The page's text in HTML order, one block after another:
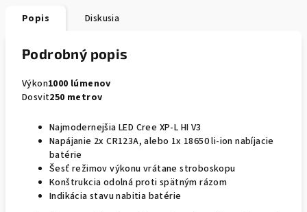
Popis Diskusia
Podrobný popis
Výkon1000 lúmenov
Dosvit250 metrov
Najmodernejšia LED Cree XP-L HI V3
Napájanie 2x CR123A, alebo 1x 18650 li-ion nabíjacie
batérie
Šesť režimov výkonu vrátane stroboskopu
Konštrukcia odolná proti spätným rázom
Indikácia stavu nabitia batérie